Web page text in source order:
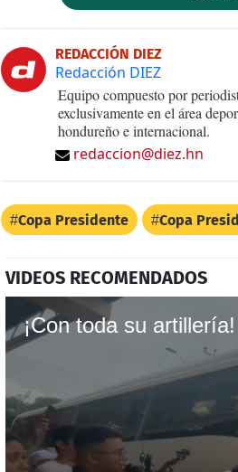
REDACCIÓN DIEZ
Redacción DIEZ
Equipo compuesto por
exclusivamente en el área
hondureño e internacional.
redaccion@diez.hn
Copa Presidente Copa
VIDEOS RECOMENDADOS